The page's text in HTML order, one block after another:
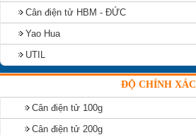
Cân điện tử HBM - ĐỨC
Yao Hua
UTIL
ĐỘ CHÍNH XÁC
Cân điện tử 100g
Cân điện tử 200g